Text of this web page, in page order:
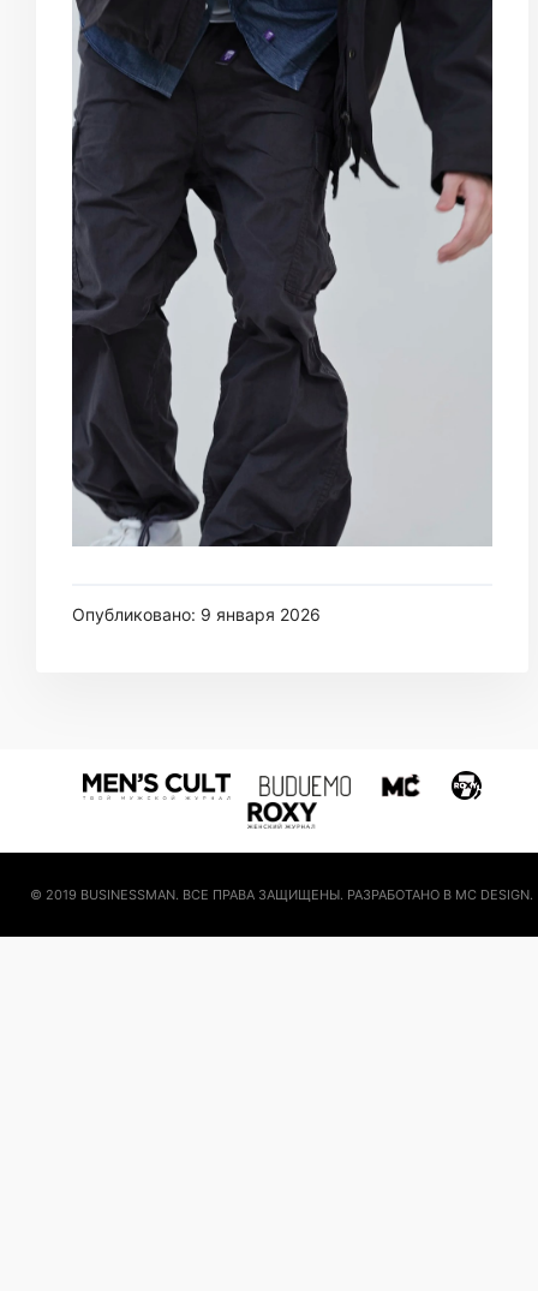
Опубликовано: 9 января 2026
© 2019 BUSINESSMAN. ВСЕ ПРАВА ЗАЩИЩЕНЫ. РАЗРАБОТАНО В MC DESIGN.